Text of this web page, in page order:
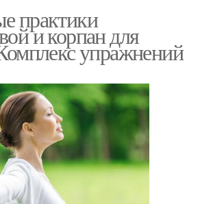
практики
и корпан для
упражнений